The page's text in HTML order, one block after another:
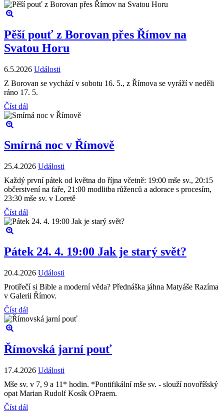
Pěší pouť z Borovan přes Římov na
Svatou Horu
6.5.2026 Události
Z Borovan se vychází v sobotu 16. 5., z Římova se vyráží v neděli
ráno 17. 5.
Číst dál
Smírná noc v Římově
25.4.2026 Události
Každý první pátek od května do října včetně: 19:00 mše sv., 20:15
občerstvení na faře, 21:00 modlitba růženců a adorace s procesím,
23:30 mše sv. v Loretě
Číst dál
Pátek 24. 4. 19:00 Jak je starý svět?
20.4.2026 Události
Protiřečí si Bible a moderní věda? Přednáška jáhna Matyáše Razíma
v Galerii Římov.
Číst dál
Římovská jarní pouť
17.4.2026 Události
Mše sv. v 7, 9 a 11* hodin. *Pontifikální mše sv. - slouží novoříšský
opat Marian Rudolf Kosík OPraem.
Číst dál